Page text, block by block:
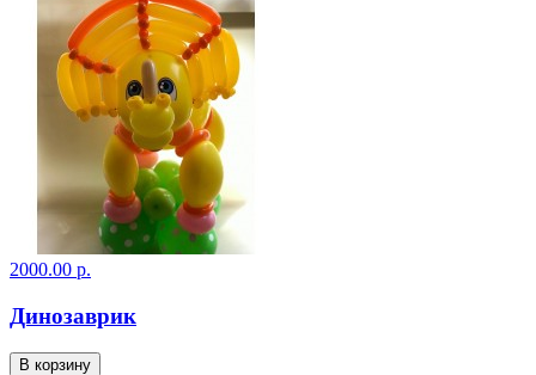
2000.00 р.
Динозаврик
В корзину